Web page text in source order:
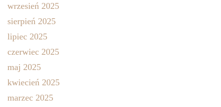
wrzesień 2025
sierpień 2025
lipiec 2025
czerwiec 2025
maj 2025
kwiecień 2025
marzec 2025